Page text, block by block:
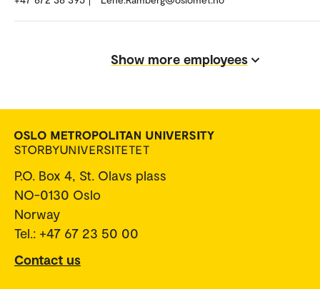
Show more employees
P.O. Box 4, St. Olavs plass
NO-0130 Oslo
Norway
Tel.: +47 67 23 50 00
Contact us